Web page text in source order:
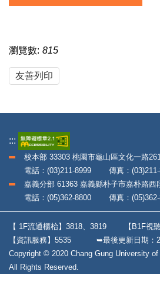
瀏覽數: 815
友善列印
:::
校本部 33303 桃園市龜山區文化一路
電話：(03)211-8999 傳真：(03)211-
嘉義分部 61363 嘉義縣朴子市嘉朴路西
電話：(05)362-8800 傳真：(05)362-
【 1F流通櫃枱】3818、3819
【B1F
【資訊服務】5535
➥最後更新日期：
Copyright © 2020 Chang Gung University of
All Rights Reserved.